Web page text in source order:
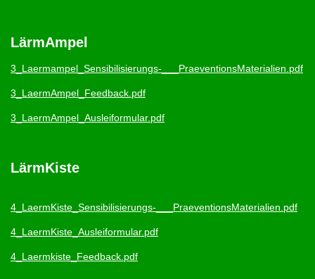
LärmAmpel
3_Laermampel_Sensibilisierungs-___PraeventionsMaterialien.pdf
3_LaermAmpel_Feedback.pdf
3_LaermAmpel_Ausleiformular.pdf
LärmKiste
4_LaermKiste_Sensibilisierungs-___PraeventionsMaterialien.pdf
4_LaermKiste_Ausleiformular.pdf
4_Laermkiste_Feedback.pdf